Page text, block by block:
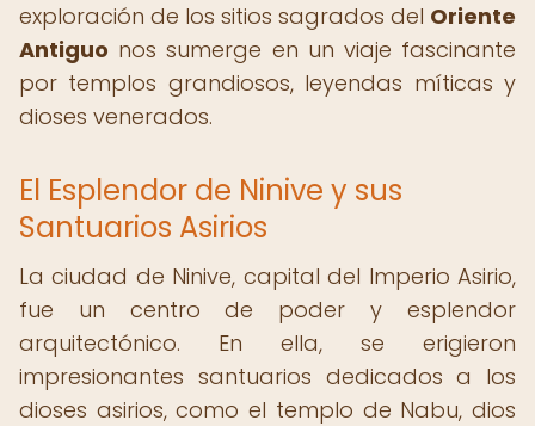
exploración de los sitios sagrados del Oriente
Antiguo nos sumerge en un viaje fascinante
por templos grandiosos, leyendas míticas y
dioses venerados.
El Esplendor de Ninive y sus
Santuarios Asirios
La ciudad de Ninive, capital del Imperio Asirio,
fue un centro de poder y esplendor
arquitectónico. En ella, se erigieron
impresionantes santuarios dedicados a los
dioses asirios, como el templo de Nabu, dios